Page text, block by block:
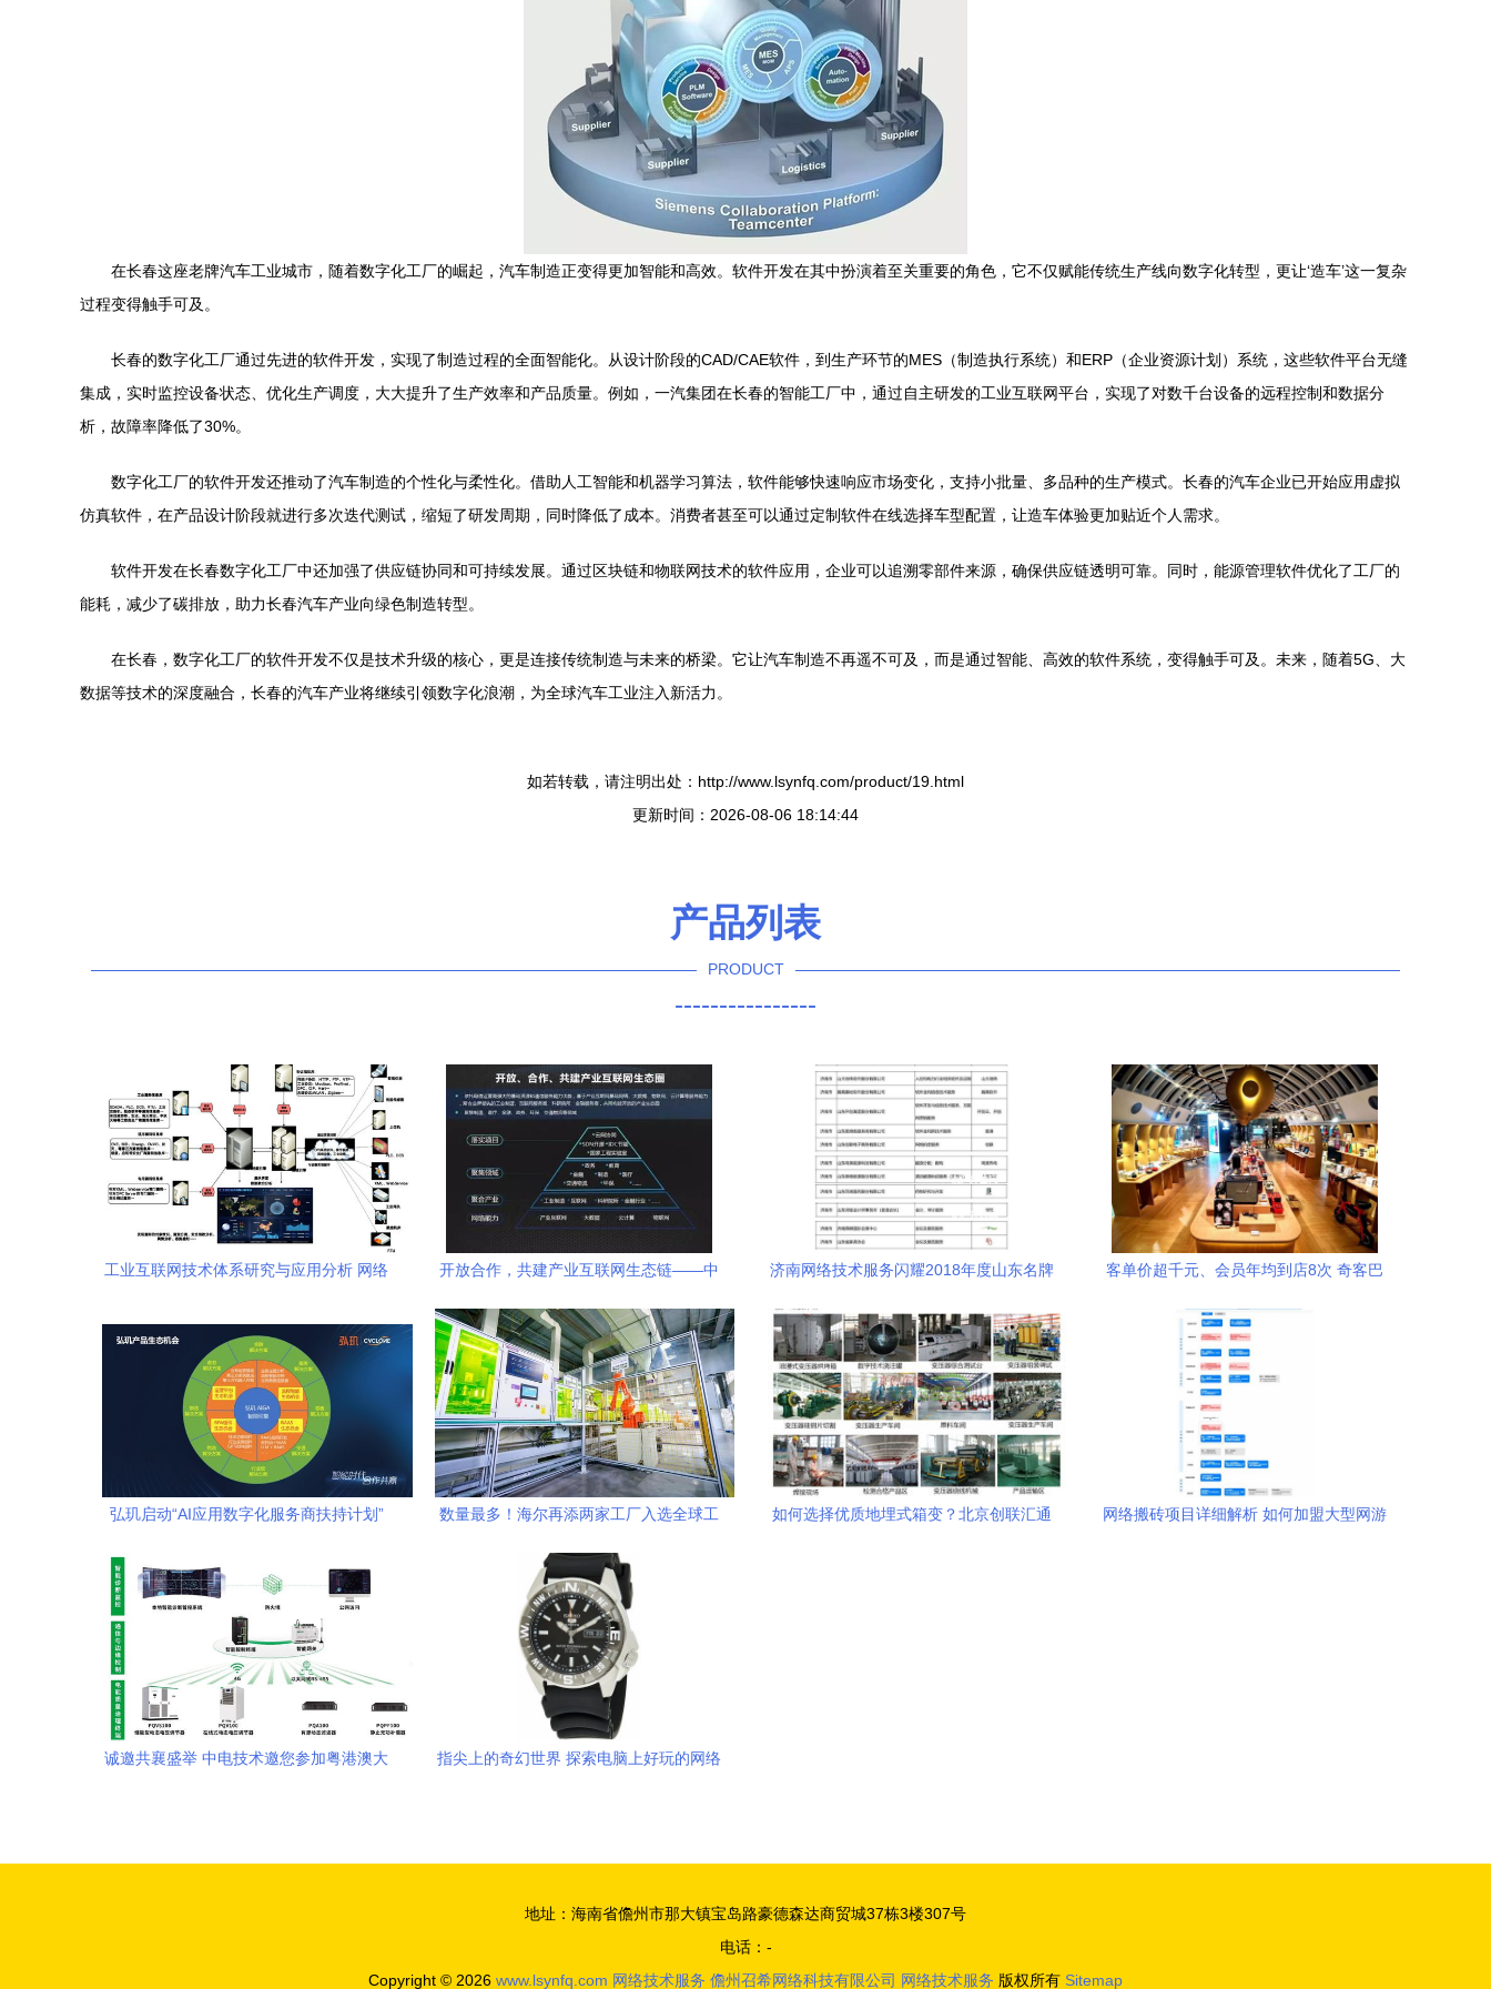
在长春这座老牌汽车工业城市，随着数字化工厂的崛起，汽车制造正变得更加智能和高效。软件开发在其中扮演着至关重要的角色，它不仅赋能传统生产线向数字化转型，更让‘造车’这一复杂
过程变得触手可及。
长春的数字化工厂通过先进的软件开发，实现了制造过程的全面智能化。从设计阶段的CAD/CAE软件，到生产环节的MES（制造执行系统）和ERP（企业资源计划）系统，这些软件平台无缝
集成，实时监控设备状态、优化生产调度，大大提升了生产效率和产品质量。例如，一汽集团在长春的智能工厂中，通过自主研发的工业互联网平台，实现了对数千台设备的远程控制和数据分
析，故障率降低了30%。
数字化工厂的软件开发还推动了汽车制造的个性化与柔性化。借助人工智能和机器学习算法，软件能够快速响应市场变化，支持小批量、多品种的生产模式。长春的汽车企业已开始应用虚拟
仿真软件，在产品设计阶段就进行多次迭代测试，缩短了研发周期，同时降低了成本。消费者甚至可以通过定制软件在线选择车型配置，让造车体验更加贴近个人需求。
软件开发在长春数字化工厂中还加强了供应链协同和可持续发展。通过区块链和物联网技术的软件应用，企业可以追溯零部件来源，确保供应链透明可靠。同时，能源管理软件优化了工厂的
能耗，减少了碳排放，助力长春汽车产业向绿色制造转型。
在长春，数字化工厂的软件开发不仅是技术升级的核心，更是连接传统制造与未来的桥梁。它让汽车制造不再遥不可及，而是通过智能、高效的软件系统，变得触手可及。未来，随着5G、大
数据等技术的深度融合，长春的汽车产业将继续引领数字化浪潮，为全球汽车工业注入新活力。
如若转载，请注明出处：http://www.lsynfq.com/product/19.html
更新时间：2026-08-06 18:14:44
产品列表
PRODUCT
----------------
工业互联网技术体系研究与应用分析 网络
开放合作，共建产业互联网生态链——中
术服务新格局
济南网络技术服务闪耀2018年度山东名牌
客单价超千元、会员年均到店8次 奇客巴
弘玑启动“AI应用数字化服务商扶持计划”
数量最多！海尔再添两家工厂入选全球工
如何选择优质地埋式箱变？北京创联汇通
网络搬砖项目详细解析 如何加盟大型网游
诚邀共襄盛举 中电技术邀您参加粤港澳大
指尖上的奇幻世界 探索电脑上好玩的网络
地址：海南省儋州市那大镇宝岛路豪德森达商贸城37栋3楼307号
电话：-
Copyright © 2026 www.lsynfq.com 网络技术服务 儋州召希网络科技有限公司 网络技术服务 版权所有 Sitemap